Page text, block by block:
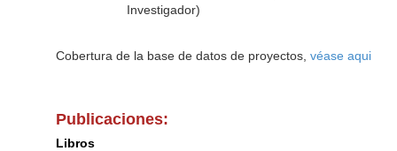
Investigador)
Cobertura de la base de datos de proyectos, véase aqui
Publicaciones:
Libros